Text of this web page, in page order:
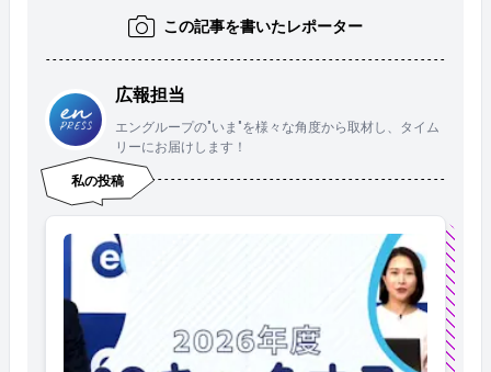
この記事を書いたレポーター
広報担当
エングループの"いま"を様々な角度から取材し、タイム
リーにお届けします！
私の投稿